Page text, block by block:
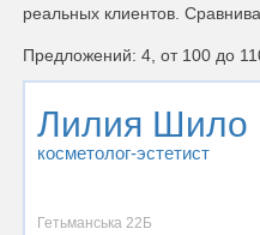
реальных клиентов.
Предложений: 4, от 100 до
Лилия Шило
косметолог-эстетист
Гетьманська 22Б